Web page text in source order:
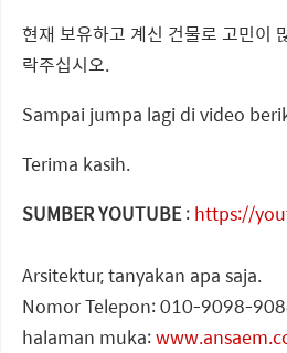
현재 보유하고 계신 건물로 고민이
락주십시오.
Sampai jumpa lagi di video
Terima kasih.
SUMBER YOUTUBE: https://
Arsitektur, tanyakan apa saja.
Nomor Telepon: 010-9098-
halaman muka: